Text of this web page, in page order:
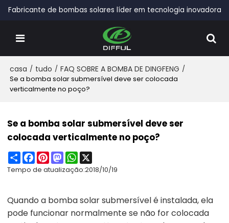
Fabricante de bombas solares líder em tecnologia inovadora
casa / tudo / FAQ SOBRE A BOMBA DE DINGFENG /
Se a bomba solar submersível deve ser colocada
verticalmente no poço?
Se a bomba solar submersível deve ser
colocada verticalmente no poço?
ShareFacebook
PinterestMastodonWhatsApp
Tempo de atualização:2018/10/19
Quando a bomba solar submersível é instalada, ela
pode funcionar normalmente se não for colocada